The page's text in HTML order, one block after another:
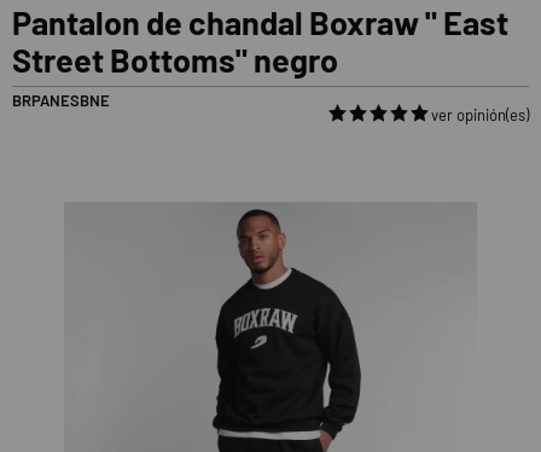
Pantalon de chandal Boxraw " East
Street Bottoms" negro
BRPANESBNE
ver opinión(es)